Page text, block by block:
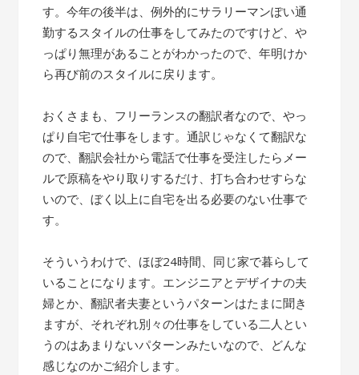
す。今年の後半は、例外的にサラリーマンぽい通
勤するスタイルの仕事をしてみたのですけど、や
っぱり無理があることがわかったので、年明けか
ら再び前のスタイルに戻ります。
おくさまも、フリーランスの翻訳者なので、やっ
ぱり自宅で仕事をします。通訳じゃなくて翻訳な
ので、翻訳会社から電話で仕事を受注したらメー
ルで原稿をやり取りするだけ、打ち合わせすらな
いので、ぼく以上に自宅を出る必要のない仕事で
す。
そういうわけで、ほぼ24時間、同じ家で暮らして
いることになります。エンジニアとデザイナの夫
婦とか、翻訳者夫妻というパターンはたまに聞き
ますが、それぞれ別々の仕事をしている二人とい
うのはあまりないパターンみたいなので、どんな
感じなのかご紹介します。